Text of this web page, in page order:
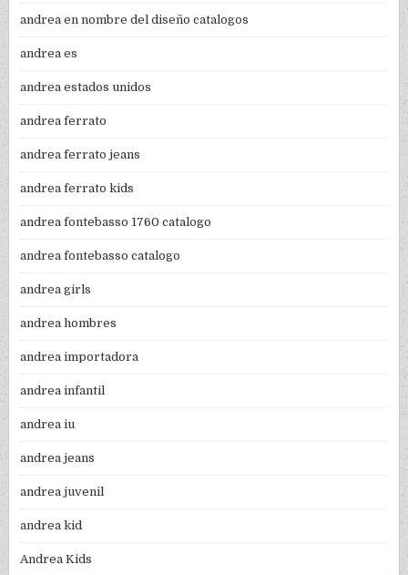
andrea en nombre del diseño catalogos
andrea es
andrea estados unidos
andrea ferrato
andrea ferrato jeans
andrea ferrato kids
andrea fontebasso 1760 catalogo
andrea fontebasso catalogo
andrea girls
andrea hombres
andrea importadora
andrea infantil
andrea iu
andrea jeans
andrea juvenil
andrea kid
Andrea Kids